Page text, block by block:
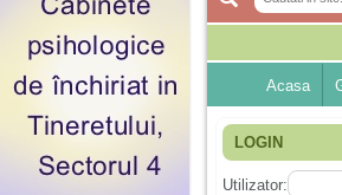
Acasa
LOGIN
Utilizator: